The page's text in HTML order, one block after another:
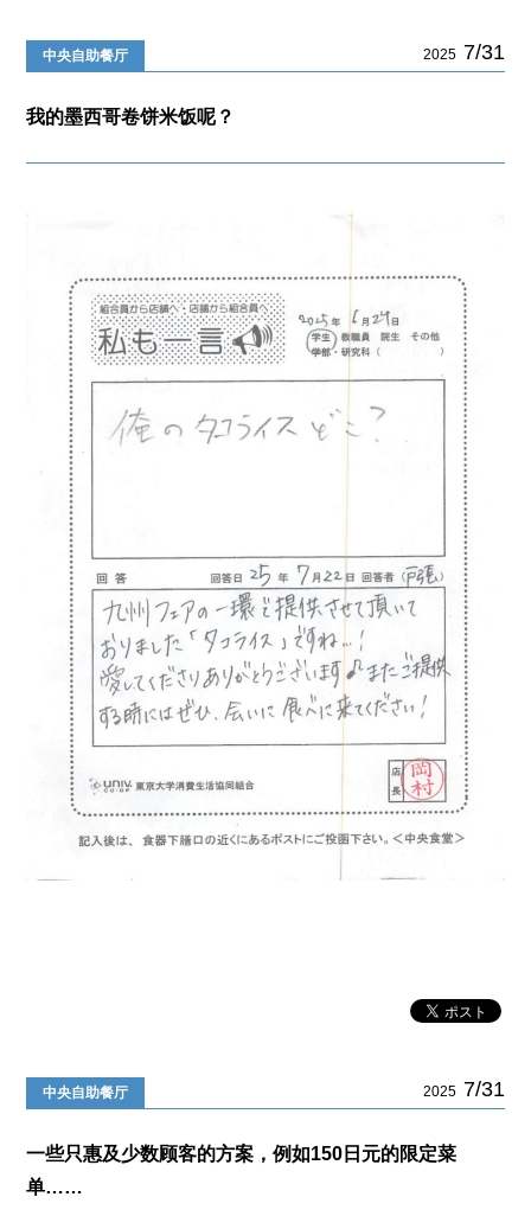
中央自助餐厅 2025 7/31
我的墨西哥卷饼米饭呢？
中央自助餐厅 2025 7/31
一些只惠及少数顾客的方案，例如150日元的限定菜
单……